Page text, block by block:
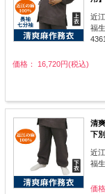
近
福
価格： 16,720円(税込)
清
下
近
福
価